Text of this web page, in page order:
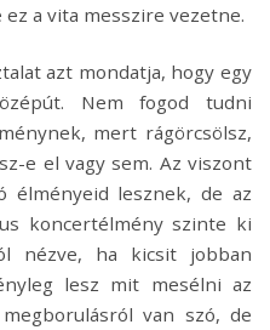
a vita messzire vezetne.
azt mondatja, hogy egy
Nem fogod tudni
mert rágörcsölsz,
e el vagy sem. Az viszont
élményeid lesznek, de az
koncertélmény szinte ki
nézve, ha kicsit jobban
lesz mit mesélni az
van szó, de